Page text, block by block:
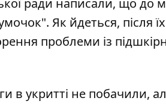
ради написали, що до
Як йдеться, після
проблеми із
в укритті не побачили,